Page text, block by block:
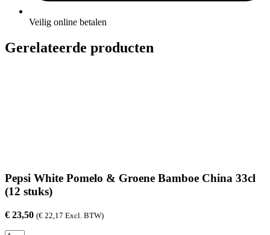
Veilig online betalen
Gerelateerde producten
Pepsi White Pomelo & Groene Bamboe China 33cl
(12 stuks)
€ 23,50 (€ 22,17 Excl. BTW)